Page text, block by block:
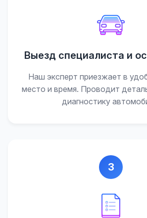
Выезд специалиста и
Наш эксперт приезжает в
место и время. Проводит
диагностику
3